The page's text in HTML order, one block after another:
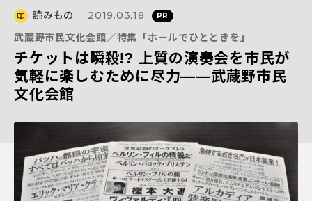
読みもの
2019.03.18
武蔵野市民文化会館／特集「ホールでひとときを」
チケットは瞬殺!? 上質の演奏会を市民が
気軽に楽しむために尽力——武蔵野市民
文化会館